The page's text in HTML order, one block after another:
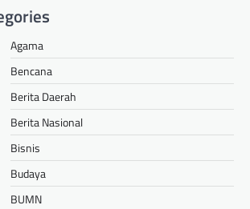
Agama
Bencana
Berita Daerah
Berita Nasional
Bisnis
Budaya
BUMN